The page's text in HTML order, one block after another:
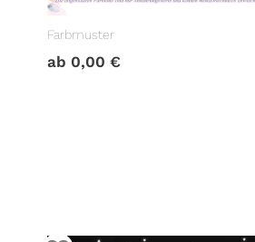
Farbmuster
ab 0,00 €